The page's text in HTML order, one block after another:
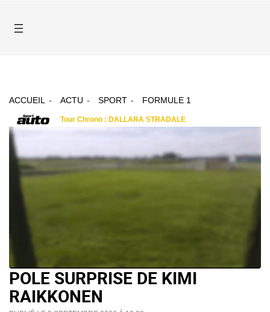
ACCUEIL ACTU SPORT FORMULE 1
POLE SURPRISE DE KIMI
RAIKKONEN